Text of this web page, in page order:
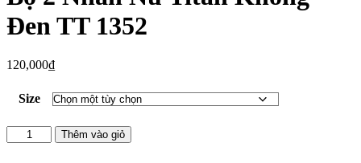
Đen TT 1352
120,000₫
Size
2
Thêm vào giỏ